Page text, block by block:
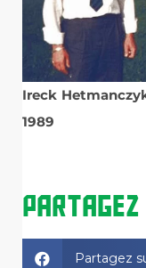
Ireck
1989
Partagez